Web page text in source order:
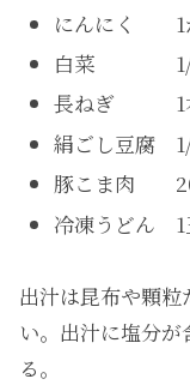
にんにく 1
白菜 1/
長ねぎ 1
絹ごし豆腐 1/
豚こま肉
冷凍うどん 1
出汁は昆布や顆
い。出汁に塩分
る。